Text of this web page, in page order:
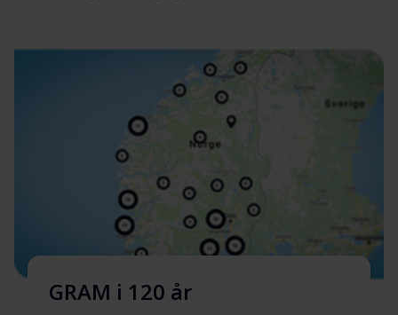
Produktbilde OM 6100-
Hent alt (19) Hent utvalgt
GRAM i 120 år